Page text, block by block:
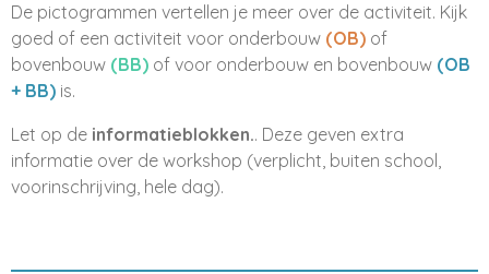
De pictogrammen vertellen je meer over de activiteit. Kijk
goed of een activiteit voor onderbouw (OB) of
bovenbouw (BB) of voor onderbouw en bovenbouw (OB
+ BB) is.
Let op de informatieblokken.. Deze geven extra
informatie over de workshop (verplicht, buiten school,
voorinschrijving, hele dag).